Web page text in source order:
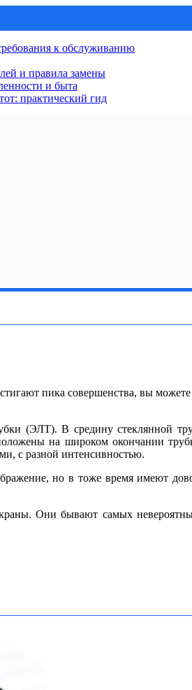
к обслуживанию
и правила замены
и быта
практический гид
пика совершенства, вы
(ЭЛТ). В средину стеклянной
на широком окончании
с разной интенсивностью.
но в тоже время имеют
Они бывают самых